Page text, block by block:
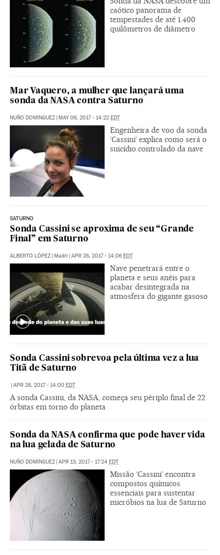
caótico panorama de
tempestades de até 1.400
quilômetros de diâmetro
Mar Vaquero, a mulher que lançará uma
sonda da NASA contra Saturno
NUÑO DOMÍNGUEZ | MAY 06, 2017 - 14:22 EDT
Engenheira de voo da sonda
‘Cassini’ explica como será o
suicídio controlado da nave
SATURNO
Sonda Cassini se aproxima de seu “Grande
Final” em Saturno
ALBERTO LÓPEZ | Madri | APR 26, 2017 - 14:06 EDT
Nave penetrará entre o
planeta e seus anéis para
acabar desintegrada na
atmosfera do gigante gasoso
Sonda Cassini sobrevoa pela última vez a lua
Titã de Saturno
| APR 26, 2017 - 14:00 EDT
A sonda Cassini, da NASA, começa seu périplo final de 22
órbitas em torno do planeta
Sonda da NASA confirma que pode haver vida
na lua gelada de Saturno
NUÑO DOMÍNGUEZ | APR 13, 2017 - 17:24 EDT
Missão ‘Cassini’ encontra
compostos químicos
essenciais para sustentar
micróbios na lua de Saturno